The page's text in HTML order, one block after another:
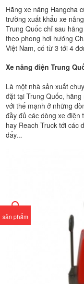
sản phẩm
Hãng xe nâng Hangcha
trường xuất khẩu xe
Trung Quốc chỉ sau
theo phong hơi hướng
Việt Nam, có từ 3 tới 4
Xe nâng điện Trung
Là một nhà sản xuất
đặt tại Trung Quốc,
với thế mạnh ở những
đầy đủ các dòng xe điện
hay Reach Truck tới các
đẩy...